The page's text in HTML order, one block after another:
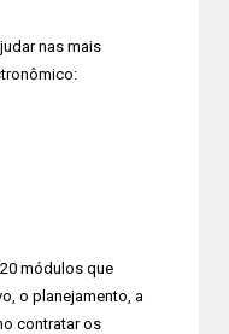
nas mais
módulos que
o planejamento, a
contratar os